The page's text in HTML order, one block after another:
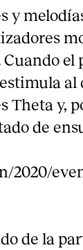
y
el
al
Theta y,
de
2020/
de la